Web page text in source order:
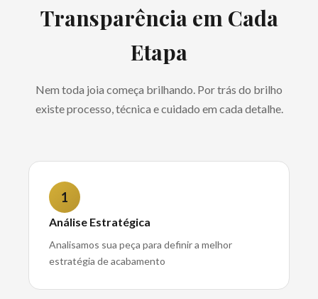
Transparência em Cada
Etapa
Nem toda joia começa brilhando. Por trás do brilho
existe processo, técnica e cuidado em cada detalhe.
1
Análise Estratégica
Analisamos sua peça para definir a melhor
estratégia de acabamento